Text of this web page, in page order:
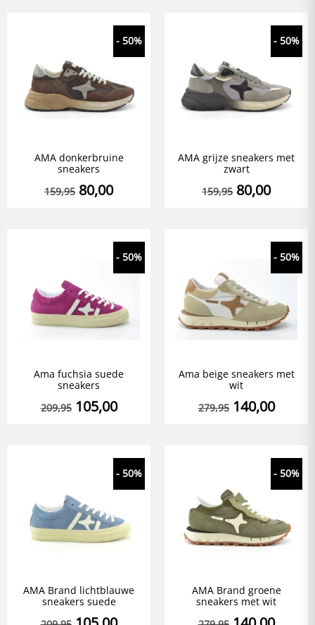
- 50%
AMA donkerbruine
sneakers
159,95 80,00
- 50%
AMA grijze sneakers met
zwart
159,95 80,00
- 50%
Ama fuchsia suede
sneakers
209,95 105,00
- 50%
Ama beige sneakers met
wit
279,95 140,00
- 50%
AMA Brand lichtblauwe
sneakers suede
- 50%
AMA Brand groene
sneakers met wit